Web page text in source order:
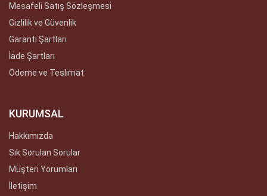
Mesafeli Satış Sözleşmesi
Gizlilik ve Güvenlik
Garanti Şartları
İade Şartları
Ödeme ve Teslimat
KURUMSAL
Hakkımızda
Sık Sorulan Sorular
Müşteri Yorumları
İletişim